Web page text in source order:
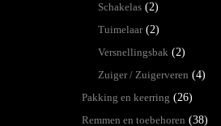
Schakelas (2)
Tuimelaar (2)
Versnellingsbak (2)
Zuiger / Zuigerveren (4)
Pakking en keerring (26)
Remmen en toebehoren (38)